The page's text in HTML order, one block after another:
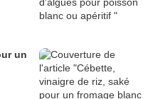
un